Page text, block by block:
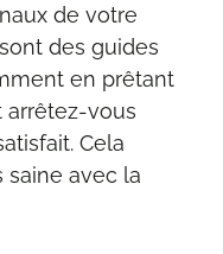
de votre
des guides
en prêtant
arrêtez-vous
Cela
saine avec la